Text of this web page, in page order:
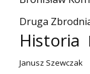
Druga
Historia
Janusz Szewczak